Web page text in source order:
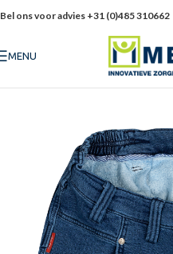
Bel ons voor advies +31 (0)485 310662
MENU